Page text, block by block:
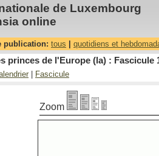
de Luxembourg
online
publication: tous quotidiens et
princes de l'Europe (la) : Fascicule
Fascicule
Zoom